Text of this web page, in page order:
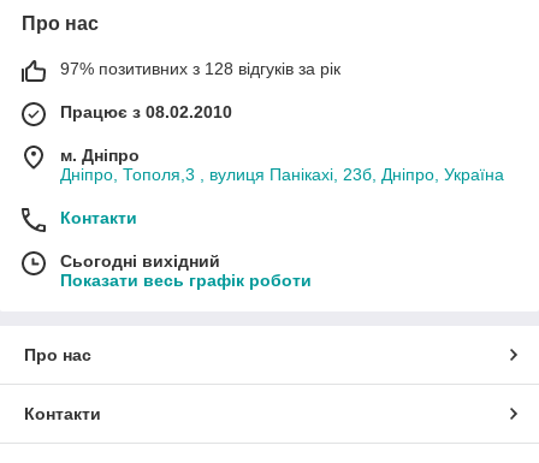
Про нас
97% позитивних з 128 відгуків за рік
Працює з 08.02.2010
м. Дніпро
Дніпро, Тополя,3 , вулиця Панікахі, 23б, Дніпро, Україна
Контакти
Сьогодні вихідний
Показати весь графік роботи
Про нас
Контакти